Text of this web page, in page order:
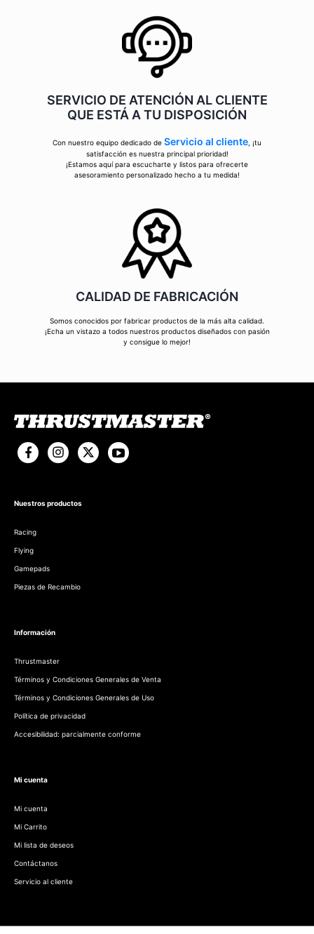
SERVICIO DE ATENCIÓN AL CLIENTE
QUE ESTÁ A TU DISPOSICIÓN
Con nuestro equipo dedicado de Servicio al cliente , ¡tu
satisfacción es nuestra principal prioridad!
¡Estamos aquí para escucharte y listos para ofrecerte
asesoramiento personalizado hecho a tu medida!
CALIDAD DE FABRICACIÓN
Somos conocidos por fabricar productos de la más alta calidad.
¡Echa un vistazo a todos nuestros productos diseñados con pasión
y consigue lo mejor!
Nuestros productos
Racing
Flying
Gamepads
Piezas de Recambio
Información
Thrustmaster
Términos y Condiciones Generales de Venta
Términos y Condiciones Generales de Uso
Política de privacidad
Accesibilidad: parcialmente conforme
Mi cuenta
Mi cuenta
Mi Carrito
Mi lista de deseos
Contáctanos
Servicio al cliente